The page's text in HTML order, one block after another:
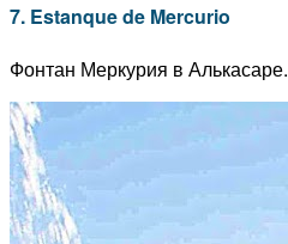
7. Estanque de Mercurio
Фонтан Меркурия в Алькасаре.